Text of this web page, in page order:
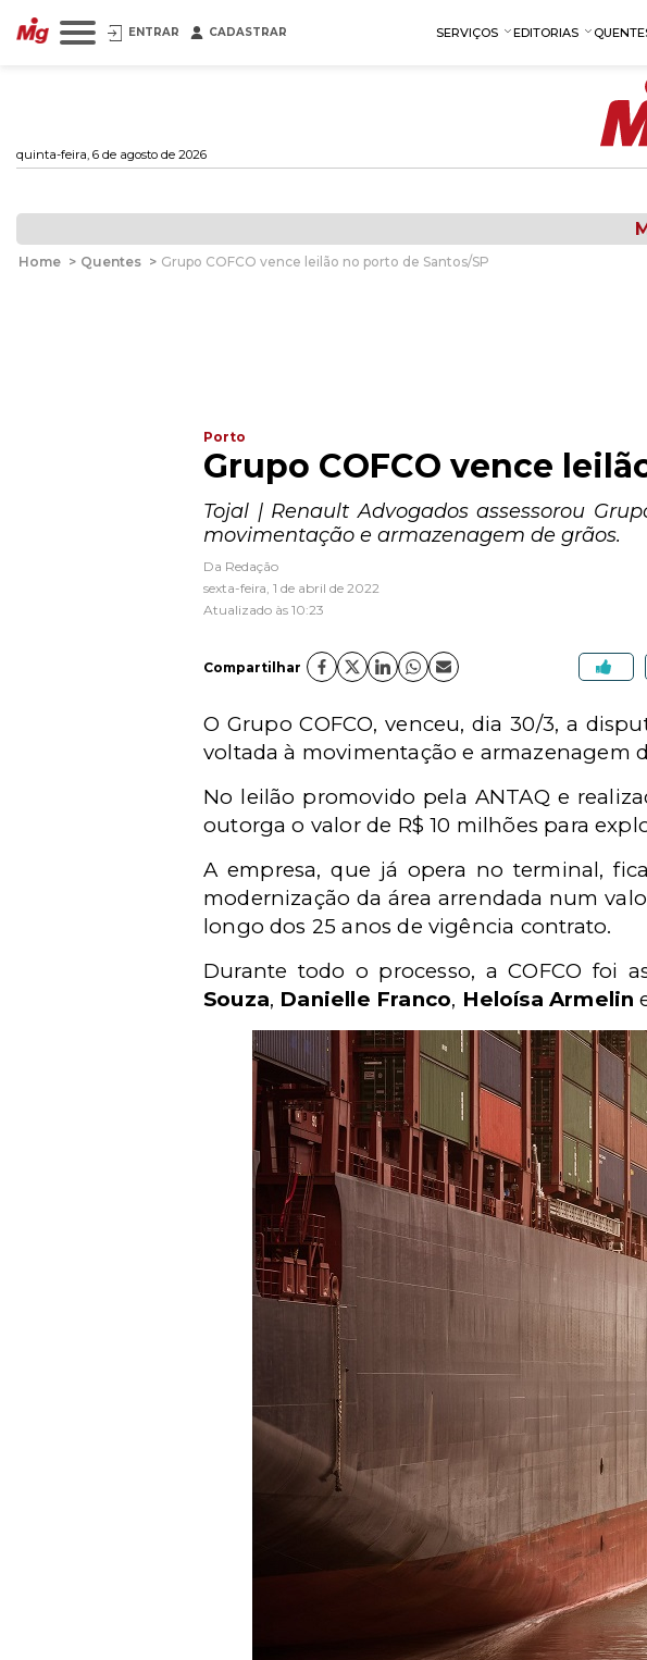
ENTRAR CADASTRAR SERVIÇOS EDITORIAS
quinta-feira, 6 de agosto de 2026
Home > Quentes > Grupo COFCO vence leilão no porto de Santos/SP
Porto
Grupo COFCO vence
Tojal | Renault Advogados assessorou
movimentação e armazenagem de grãos.
Da Redação
sexta-feira, 1 de abril de 2022
Atualizado às 10:23
Compartilhar
O Grupo COFCO, venceu, dia 30/3, a
voltada à movimentação e armazenagem
No leilão promovido pela ANTAQ e
outorga o valor de R$ 10 milhões para
A empresa, que já opera no terminal,
modernização da área arrendada num
longo dos 25 anos de vigência contrato.
Durante todo o processo, a COFCO foi
Souza, Danielle Franco, Heloísa Armelin